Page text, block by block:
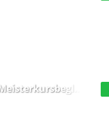
Meisterkursbegl…